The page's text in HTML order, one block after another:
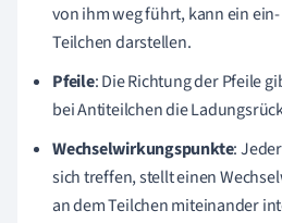
von ihm weg führt, kann ein
Teilchen darstellen.
Pfeile: Die Richtung der Pfeile
bei Antiteilchen die
Wechselwirkungspunkte:
sich treffen, stellt einen
an dem Teilchen miteinander